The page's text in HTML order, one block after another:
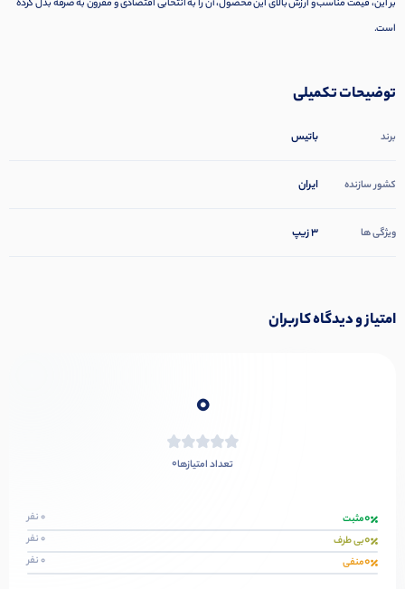
بر این، قیمت مناسب و ارزش بالای این محصول، آن را به انتخابی اقتصادی و مقرون به صرفه بدل کرده
است.
توضیحات تکمیلی
برند باتیس
کشور سازنده ایران
ویژگی ها 3 زیپ
امتیاز و دیدگاه کاربران
0
تعداد امتیازها0
0مثبت 0 نفر
0بی طرف 0 نفر
0منفی 0 نفر